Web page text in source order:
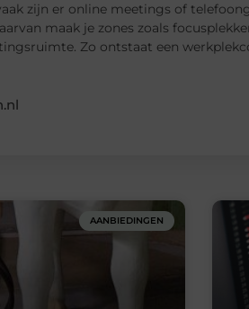
zijn er online meetings of
maak je zones zoals
Zo ontstaat een
AANBIEDINGEN